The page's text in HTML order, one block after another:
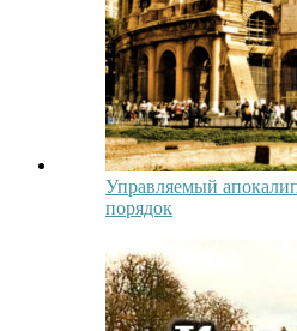
Управляемый
порядок